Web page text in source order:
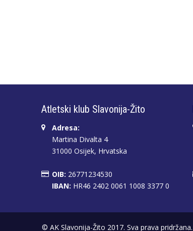
Atletski klub Slavonija-Žito
Adresa:
Martina Divalta 4
31000 Osijek, Hrvatska
OIB: 26771234530
IBAN: HR46 2402 0061 1008 3377 0
© AK Slavonija-Žito 2017. Sva prava pridržana.